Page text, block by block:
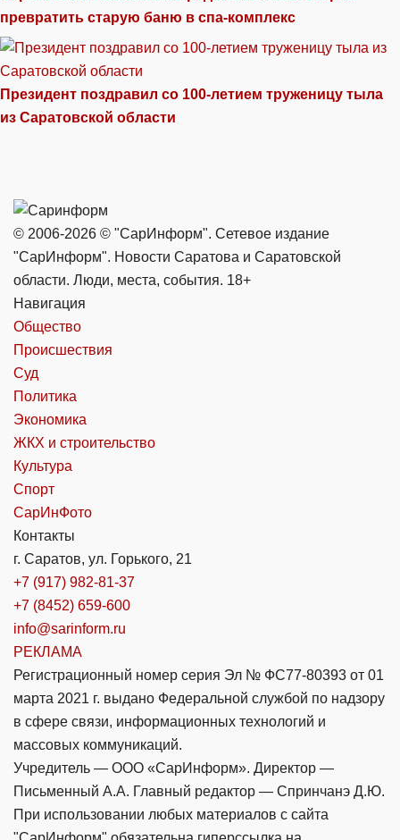
превратить старую баню в спа-комплекс
Президент поздравил со 100-летием труженицу тыла
из Саратовской области
© 2006-2026 © "СарИнформ". Сетевое издание
"СарИнформ". Новости Саратова и Саратовской
области. Люди, места, события. 18+
Навигация
Общество
Происшествия
Суд
Политика
Экономика
ЖКХ и строительство
Культура
Спорт
СарИнФото
Контакты
г. Саратов, ул. Горького, 21
+7 (917) 982-81-37
+7 (8452) 659-600
info@sarinform.ru
РЕКЛАМА
Регистрационный номер серия Эл № ФС77-80393 от 01
марта 2021 г. выдано Федеральной службой по надзору
в сфере связи, информационных технологий и
массовых коммуникаций.
Учредитель — ООО «СарИнформ». Директор —
Письменный А.А. Главный редактор — Спринчанэ Д.Ю.
При использовании любых материалов с сайта